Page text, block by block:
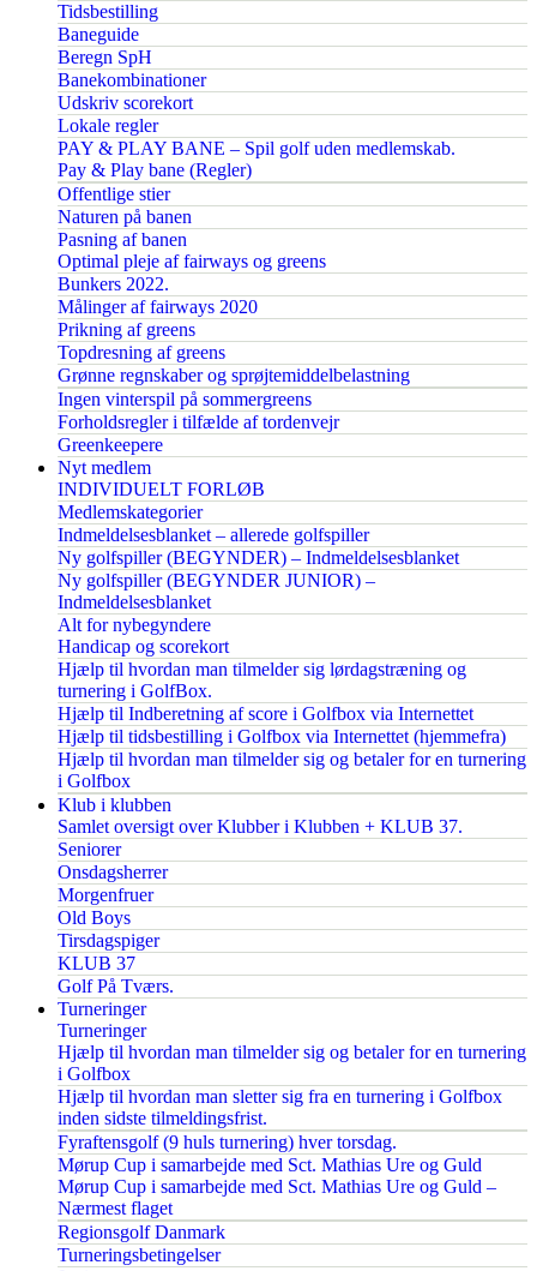
Tidsbestilling
Baneguide
Beregn SpH
Banekombinationer
Udskriv scorekort
Lokale regler
PAY & PLAY BANE – Spil golf uden medlemskab.
Pay & Play bane (Regler)
Offentlige stier
Naturen på banen
Pasning af banen
Optimal pleje af fairways og greens
Bunkers 2022.
Målinger af fairways 2020
Prikning af greens
Topdresning af greens
Grønne regnskaber og sprøjtemiddelbelastning
Ingen vinterspil på sommergreens
Forholdsregler i tilfælde af tordenvejr
Greenkeepere
Nyt medlem
INDIVIDUELT FORLØB
Medlemskategorier
Indmeldelsesblanket – allerede golfspiller
Ny golfspiller (BEGYNDER) – Indmeldelsesblanket
Ny golfspiller (BEGYNDER JUNIOR) –
Indmeldelsesblanket
Alt for nybegyndere
Handicap og scorekort
Hjælp til hvordan man tilmelder sig lørdagstræning og
turnering i GolfBox.
Hjælp til Indberetning af score i Golfbox via Internettet
Hjælp til tidsbestilling i Golfbox via Internettet (hjemmefra)
Hjælp til hvordan man tilmelder sig og betaler for en turnering
i Golfbox
Klub i klubben
Samlet oversigt over Klubber i Klubben + KLUB 37.
Seniorer
Onsdagsherrer
Morgenfruer
Old Boys
Tirsdagspiger
KLUB 37
Golf På Tværs.
Turneringer
Turneringer
Hjælp til hvordan man tilmelder sig og betaler for en turnering
i Golfbox
Hjælp til hvordan man sletter sig fra en turnering i Golfbox
inden sidste tilmeldingsfrist.
Fyraftensgolf (9 huls turnering) hver torsdag.
Mørup Cup i samarbejde med Sct. Mathias Ure og Guld
Mørup Cup i samarbejde med Sct. Mathias Ure og Guld –
Nærmest flaget
Regionsgolf Danmark
Turneringsbetingelser